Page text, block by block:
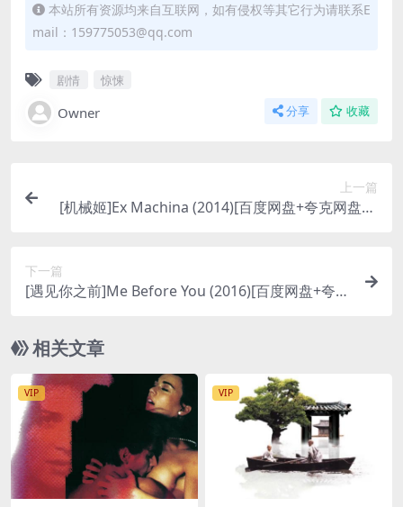
本站所有资源均来自互联网，如有侵权等其它行为请联系E
mail：159775053@qq.com
剧情 惊悚
Owner 分享 收藏
上一篇
[机械姬]Ex Machina (2014)[百度网盘+夸克网盘10
下一篇
[遇见你之前]Me Before You (2016)[百度网盘+夸克
P4/7.1GB][中英字幕]
相关文章
VIP VIP